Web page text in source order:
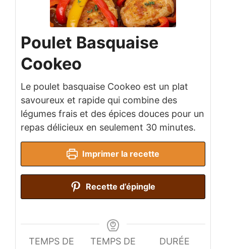
Poulet Basquaise
Cookeo
Le poulet basquaise Cookeo est un plat
savoureux et rapide qui combine des
légumes frais et des épices douces pour un
repas délicieux en seulement 30 minutes.
Imprimer la recette
Recette d’épingle
TEMPS DE
TEMPS DE
DURÉE